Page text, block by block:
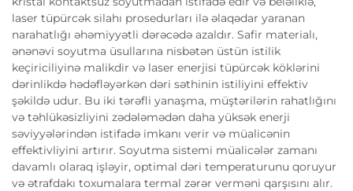
laser tüpürcək silahı prosedurları ilə əlaqədar yaranan
narahatlığı əhəmiyyətli dərəcədə azaldır. Safir materialı,
ənənəvi soyutma üsullarına nisbətən üstün istilik
keçiriciliyinə malikdir və laser enerjisi tüpürcək köklərini
dərinlikdə hədəfləyərkən dəri səthinin istiliyini effektiv
şəkildə udur. Bu iki tərəfli yanaşma, müştərilərin rahatlığını
və təhlükəsizliyini zədələmədən daha yüksək enerji
səviyyələrindən istifadə imkanı verir və müalicənin
effektivliyini artırır. Soyutma sistemi müalicələr zamanı
davamlı olaraq işləyir, optimal dəri temperaturunu qoruyur
və ətrafdakı toxumalara termal zərər verməni qarşısını alır.